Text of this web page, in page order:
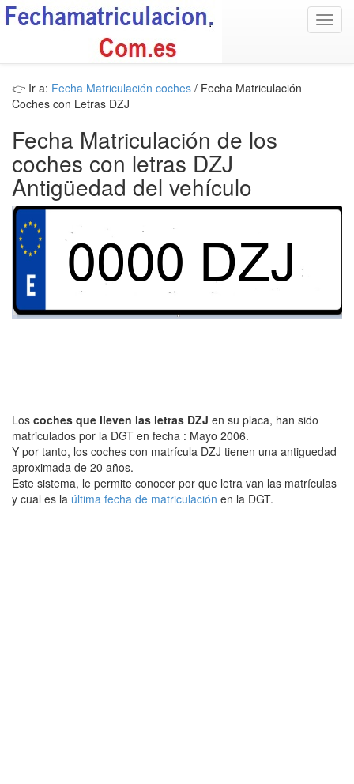
👉 Ir a: Fecha Matriculación coches / Fecha Matriculación
Coches con Letras DZJ
Fecha Matriculación de los
coches con letras DZJ
Antigüedad del vehículo
Los coches que lleven las letras DZJ en su placa, han sido
matriculados por la DGT en fecha : Mayo 2006.
Y por tanto, los coches con matrícula DZJ tienen una antiguedad
aproximada de 20 años.
Este sistema, le permite conocer por que letra van las matrículas
y cual es la última fecha de matriculación en la DGT.